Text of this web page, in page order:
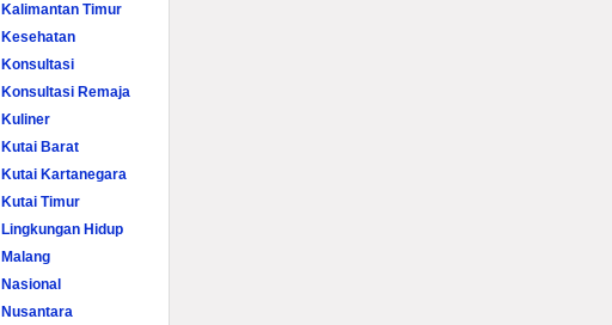
Kalimantan Timur
Kesehatan
Konsultasi
Konsultasi Remaja
Kuliner
Kutai Barat
Kutai Kartanegara
Kutai Timur
Lingkungan Hidup
Malang
Nasional
Nusantara